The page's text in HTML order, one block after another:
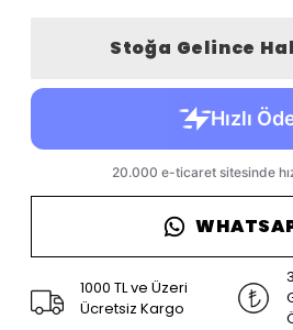
Stoğa Gelince
1000 TL ve Üzeri
Ücretsiz Kargo